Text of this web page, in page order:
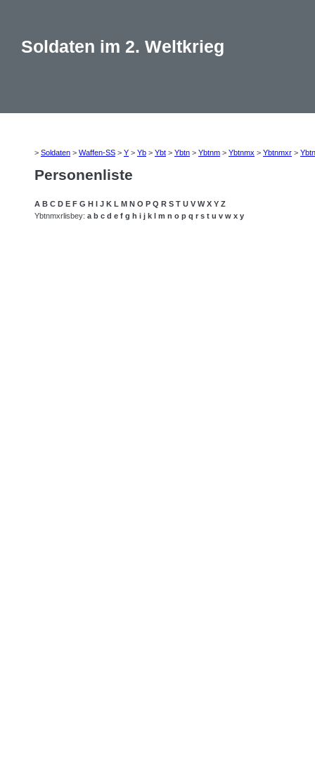
Soldaten im 2. Weltkrieg
> Soldaten > Waffen-SS > Y > Yb > Ybt > Ybtn > Ybtnm > Ybtnmx > Ybtnmxr >
Personenliste
A B C D E F G H I J K L M N O P Q R S T U V W X Y Z
Ybtnmxrlisbey: a b c d e f g h i j k l m n o p q r s t u v w x y